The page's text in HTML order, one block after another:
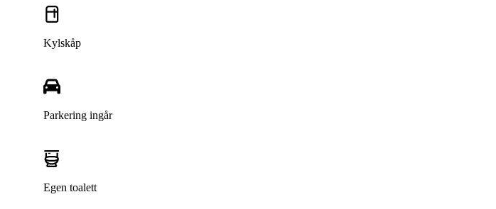
Kylskåp
Parkering ingår
Egen toalett